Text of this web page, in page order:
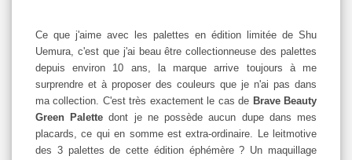
Ce que j'aime avec les palettes en édition limitée de Shu
Uemura, c'est que j'ai beau être collectionneuse des palettes
depuis environ 10 ans, la marque arrive toujours à me
surprendre et à proposer des couleurs que je n'ai pas dans
ma collection. C'est très exactement le cas de Brave Beauty
Green Palette dont je ne possède aucun dupe dans mes
placards, ce qui en somme est extra-ordinaire. Le leitmotive
des 3 palettes de cette édition éphémère ? Un maquillage